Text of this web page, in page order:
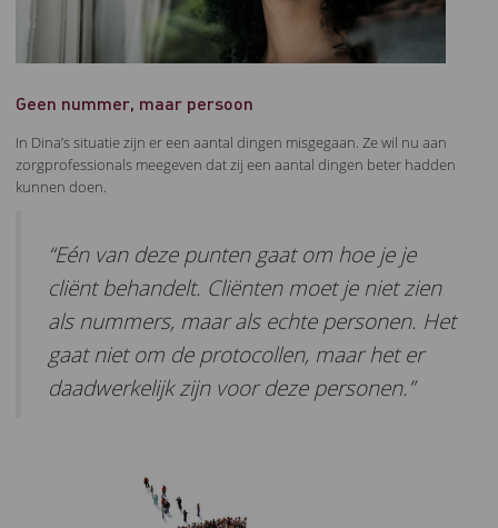
Geen nummer, maar persoon
In Dina’s situatie zijn er een aantal dingen misgegaan. Ze wil nu aan
zorgprofessionals meegeven dat zij een aantal dingen beter hadden
kunnen doen.
“Eén van deze punten gaat om hoe je je
cliënt behandelt. Cliënten moet je niet zien
als nummers, maar als echte personen. Het
gaat niet om de protocollen, maar het er
daadwerkelijk zijn voor deze personen.”